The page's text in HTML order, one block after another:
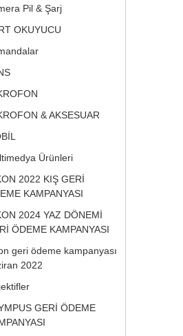
Pil & Şarj
OKUYUCU
& AKSESUAR
Ürünleri
2022 KIŞ GERİ
KAMPANYASI
2024 YAZ DÖNEMİ
ÖDEME KAMPANYASI
geri ödeme kampanyası
2022
GERİ ÖDEME